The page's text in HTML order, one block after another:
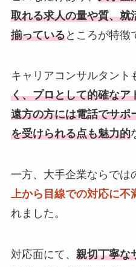
取れる求人の量や質、就
揃っているところが特徴
キャリアコンサルタント
く、プロとして的確なア
遠方の方には電話でサポ
を受けられる点も魅力的
一方、大手企業ならでは
上から目線での対応に不
れました。
対応面にて、 親切丁寧な